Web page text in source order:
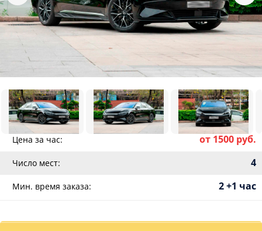
Цена за час: от 1500 руб.
Число мест: 4
Мин. время заказа: 2 +1 час